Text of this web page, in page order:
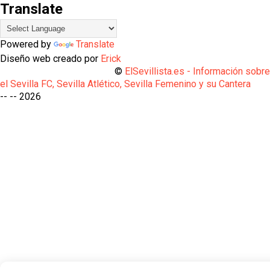
Translate
Powered by
Translate
Diseño web creado por Erick
© ElSevillista.es - Información sobre
el Sevilla FC, Sevilla Atlético, Sevilla Femenino y su Cantera
-- -- 2026